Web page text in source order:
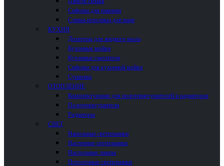
Сифоны для раковин
Сливы-переливы для ванн
КУХНЯ
Дозаторы для жидкого мыла
Кухонные мойки
Кухонные смесители
Сифоны для кухонной мойки
Сушилки
ОТОПЛЕНИЕ
Комплектующие для полотенцесушителей и радиаторов
Полотенцесушители
Радиаторы
СВЕТ
Напольные светильники
Настенные светильники
Настольные лампы
Потолочные светильники